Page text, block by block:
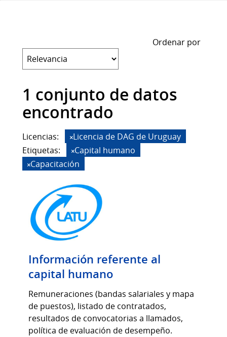
Ordenar por
1 conjunto de datos
encontrado
Licencias:
Licencia de DAG de Uruguay
Etiquetas:
Capital humano
Capacitación
Información referente al
capital humano
Remuneraciones (bandas salariales y mapa
de puestos), listado de contratados,
resultados de convocatorias a llamados,
política de evaluación de desempeño.